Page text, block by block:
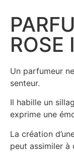
ROSE
Un parfumeur
senteur.
Il habille un
exprime une
La création
peut assimiler à